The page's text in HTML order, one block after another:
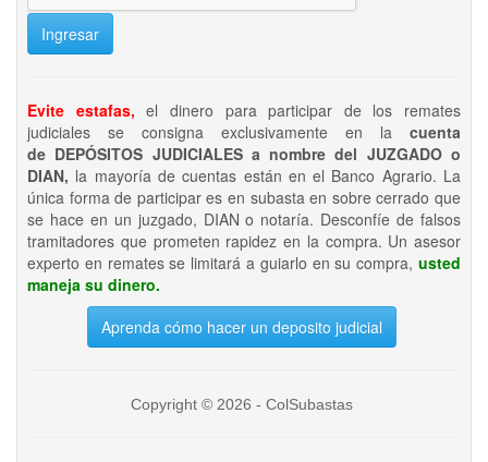
Ingresar
Evite estafas, el dinero para participar de los remates
judiciales se consigna exclusivamente en la cuenta
de DEPÓSITOS JUDICIALES a nombre del JUZGADO o
DIAN, la mayoría de cuentas están en el Banco Agrario. La
única forma de participar es en subasta en sobre cerrado que
se hace en un juzgado, DIAN o notaría. Desconfíe de falsos
tramitadores que prometen rapidez en la compra. Un asesor
experto en remates se limitará a guiarlo en su compra, usted
maneja su dinero.
Aprenda cómo hacer un deposito judicial
Copyright © 2026 - ColSubastas